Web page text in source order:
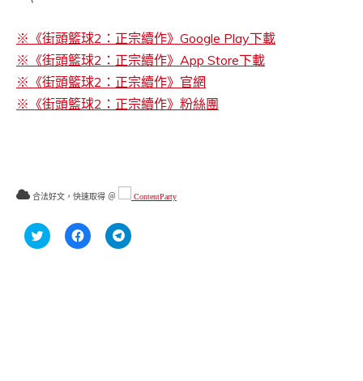
※《街頭籃球2：正宗續作》Google Play下載
※《街頭籃球2：正宗續作》App Store下載
※《街頭籃球2：正宗續作》官網
※《街頭籃球2：正宗續作》粉絲團
合法好文，快速取得 ＠ ContentParty
分
享
按
一
按
一